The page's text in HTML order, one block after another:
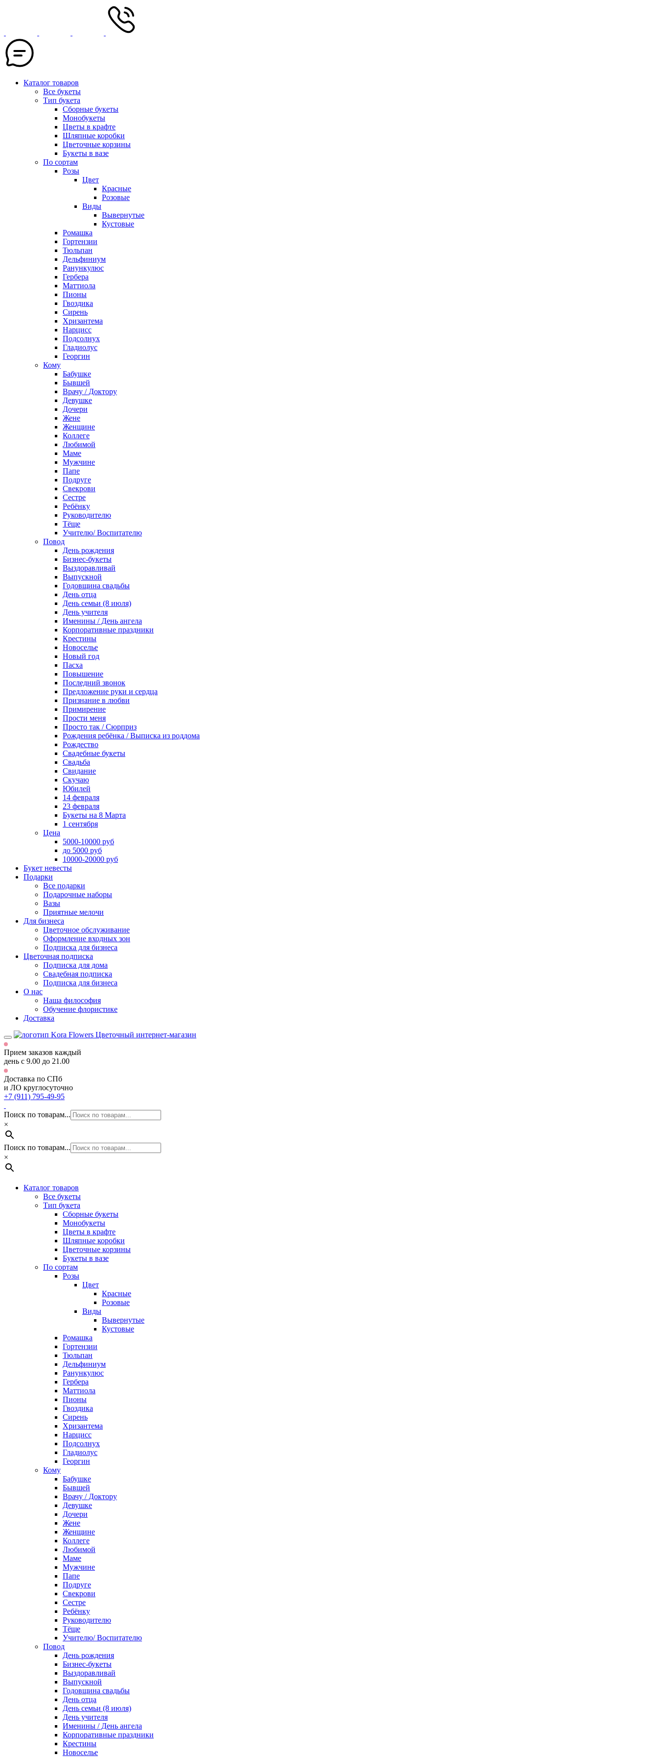
Каталог товаров
Все букеты
Тип букета
Сборные букеты
Монобукеты
Цветы в крафте
Шляпные коробки
Цветочные корзины
Букеты в вазе
По сортам
Розы
Цвет
Красные
Розовые
Виды
Вывернутые
Кустовые
Ромашка
Гортензии
Тюльпан
Дельфиниум
Ранункулюс
Гербера
Маттиола
Пионы
Гвоздика
Сирень
Хризантема
Нарцисс
Подсолнух
Гладиолус
Георгин
Кому
Бабушке
Бывшей
Врачу / Доктору
Девушке
Дочери
Жене
Женщине
Коллеге
Любимой
Маме
Мужчине
Папе
Подруге
Свекрови
Сестре
Ребёнку
Руководителю
Тёще
Учителю/ Воспитателю
Повод
День рождения
Бизнес-букеты
Выздоравливай
Выпускной
Годовщина свадьбы
День отца
День семьи (8 июля)
День учителя
Именины / День ангела
Корпоративные праздники
Крестины
Новоселье
Новый год
Пасха
Повышение
Последний звонок
Предложение руки и сердца
Признание в любви
Примирение
Прости меня
Просто так / Сюрприз
Рождения ребёнка / Выписка из роддома
Рождество
Свадебные букеты
Свадьба
Свидание
Скучаю
Юбилей
14 февраля
23 февраля
Букеты на 8 Марта
1 сентября
Цена
5000-10000 руб
до 5000 руб
10000-20000 руб
Букет невесты
Подарки
Все подарки
Подарочные наборы
Вазы
Приятные мелочи
Для бизнеса
Цветочное обслуживание
Оформление входных зон
Подписка для бизнеса
Цветочная подписка
Подписка для дома
Свадебная подписка
Подписка для бизнеса
О нас
Наша философия
Обучение флористике
Доставка
Цветочный интернет-магазин
Прием заказов каждый
день с 9.00 до 21.00
Доставка по СПб
и ЛО круглосуточно
+7 (911) 795-49-95
Поиск по товарам...
×
Поиск по товарам...
×
Каталог товаров
Все букеты
Тип букета
Сборные букеты
Монобукеты
Цветы в крафте
Шляпные коробки
Цветочные корзины
Букеты в вазе
По сортам
Розы
Цвет
Красные
Розовые
Виды
Вывернутые
Кустовые
Ромашка
Гортензии
Тюльпан
Дельфиниум
Ранункулюс
Гербера
Маттиола
Пионы
Гвоздика
Сирень
Хризантема
Нарцисс
Подсолнух
Гладиолус
Георгин
Кому
Бабушке
Бывшей
Врачу / Доктору
Девушке
Дочери
Жене
Женщине
Коллеге
Любимой
Маме
Мужчине
Папе
Подруге
Свекрови
Сестре
Ребёнку
Руководителю
Тёще
Учителю/ Воспитателю
Повод
День рождения
Бизнес-букеты
Выздоравливай
Выпускной
Годовщина свадьбы
День отца
День семьи (8 июля)
День учителя
Именины / День ангела
Корпоративные праздники
Крестины
Новоселье